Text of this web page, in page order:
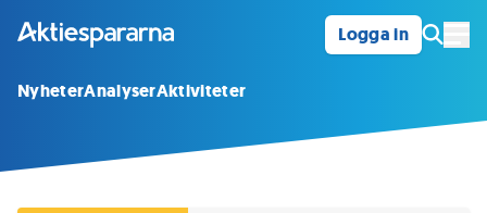
Logga in
NyheterAnalyserAktiviteter